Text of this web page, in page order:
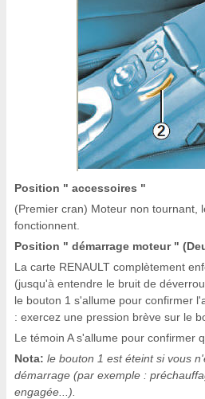
Position " accessoires "
(Premier cran) Moteur non tournant,
fonctionnent.
Position " démarrage moteur "
La carte RENAULT complètement
(jusqu'à entendre le bruit de
le bouton 1 s'allume pour confirmer
: exercez une pression brève sur le
Le témoin A s'allume pour confirmer
Nota: le bouton 1 est éteint si vous
démarrage (par exemple :
engagée...).